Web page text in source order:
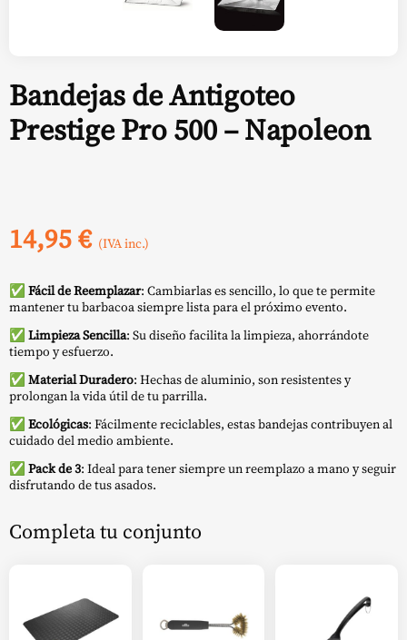
Bandejas de Antigoteo
Prestige Pro 500 – Napoleon
14,95€ (IVA inc.)
✅ Fácil de Reemplazar: Cambiarlas es sencillo, lo que te permite
mantener tu barbacoa siempre lista para el próximo evento.
✅ Limpieza Sencilla: Su diseño facilita la limpieza, ahorrándote
tiempo y esfuerzo.
✅ Material Duradero: Hechas de aluminio, son resistentes y
prolongan la vida útil de tu parrilla.
✅ Ecológicas: Fácilmente reciclables, estas bandejas contribuyen al
cuidado del medio ambiente.
✅ Pack de 3: Ideal para tener siempre un reemplazo a mano y seguir
disfrutando de tus asados.
Completa tu conjunto